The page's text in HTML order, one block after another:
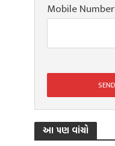
Mobile Number
આ પણ વાંચો